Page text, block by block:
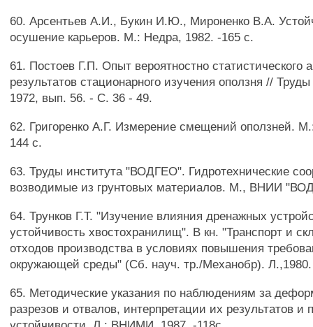
60. Арсентьев А.И., Букин И.Ю., Мироненко В.А.
осушение карьеров. М.: Недра, 1982. -165 с.
61. Постоев Г.П. Опыт вероятностно статистического
результатов стационарного изучения оползня //
1972, вып. 56. - С. 36 - 49.
62. Григоренко А.Г. Измерение смещений оползней.
144 с.
63. Труды института "ВОДГЕО". Гидротехнические
возводимые из грунтовых материалов. М., ВНИИ
64. Трунков Г.Т. "Изучение влияния дренажных
устойчивость хвостохранилищ". В кн. "Транспорт и
отходов производства в условиях повышения
окружающей среды" (Сб. науч. тр./Механобр).
65. Методические указания по наблюдениям за
разрезов и отвалов, интерпретации их результатов и